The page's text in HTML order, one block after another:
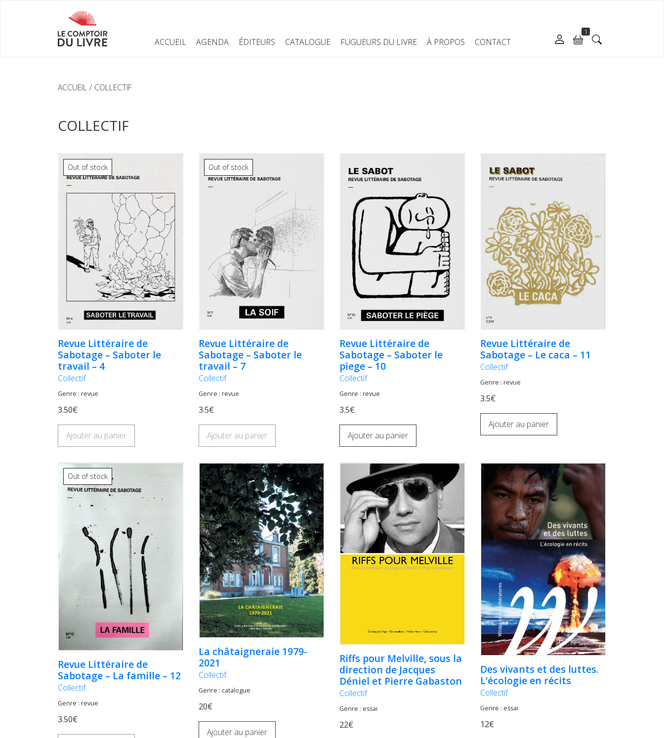
ACCUEIL AGENDA ÉDITEURS CATALOGUE FUGUEURS DU LIVRE À PROPOS CONTACT
1
ACCUEIL COLLECTIF
COLLECTIF
Out of stock
Revue Littéraire de
Sabotage – Saboter le
travail – 4
Collectif
Genre : revue
3.50€
Ajouter au panier
Out of stock
Revue Littéraire de
Sabotage – Saboter le
travail – 7
Collectif
Genre : revue
3.5€
Ajouter au panier
Revue Littéraire de
Sabotage – Saboter le
piege – 10
Collectif
Genre : revue
3.5€
Ajouter au panier
Revue Littéraire de
Sabotage – Le caca – 11
Collectif
Genre : revue
3.5€
Ajouter au panier
Out of stock
Revue Littéraire de
Sabotage – La famille – 12
Collectif
Genre : revue
3.50€
La châtaigneraie 1979-
2021
Collectif
Genre : catalogue
20€
Ajouter au panier
Riffs pour Melville, sous la
direction de Jacques
Déniel et Pierre Gabaston
Collectif
Genre : essai
22€
Des vivants et des luttes.
L’écologie en récits
Collectif
Genre : essai
12€